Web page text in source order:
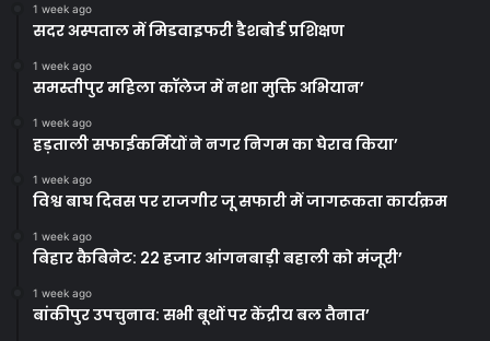
1 week ago
सदर अस्पताल में मिडवाइफरी डैशबोर्ड प्रशिक्षण
1 week ago
समस्तीपुर महिला कॉलेज में नशा मुक्ति अभियान’
1 week ago
हड़ताली सफाईकर्मियों ने नगर निगम का घेराव किया’
1 week ago
विश्व बाघ दिवस पर राजगीर जू सफारी में जागरूकता कार्यक्रम
1 week ago
बिहार कैबिनेट: 22 हजार आंगनबाड़ी बहाली को मंजूरी’
1 week ago
बांकीपुर उपचुनाव: सभी बूथों पर केंद्रीय बल तैनात’